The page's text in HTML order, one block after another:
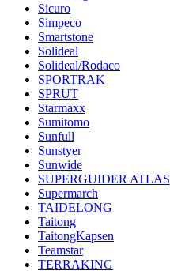
Sicuro
Simpeco
Smartstone
Solideal
Solideal/Rodaco
SPORTRAK
SPRUT
Starmaxx
Sumitomo
Sunfull
Sunstyer
Sunwide
SUPERGUIDER ATLAS
Supermarch
TAIDELONG
Taitong
TaitongKapsen
Teamstar
TERRAKING